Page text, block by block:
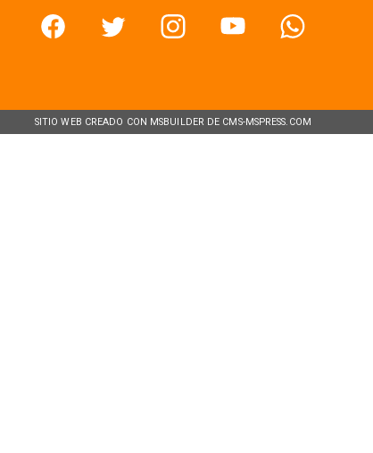
SITIO WEB CREADO CON MSBUILDER DE CMS-MSPRESS.COM